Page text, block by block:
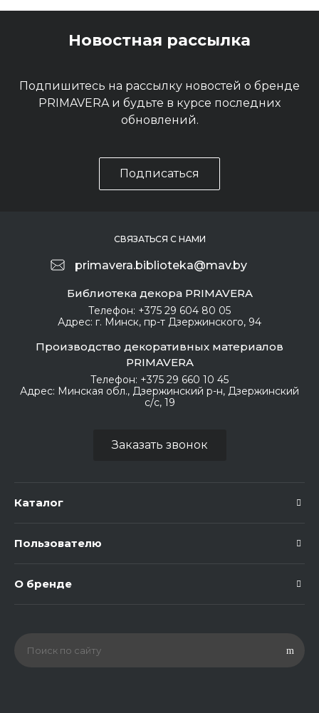
Новостная рассылка
Подпишитесь на рассылку новостей о бренде
PRIMAVERA и будьте в курсе последних
обновлений.
Подписаться
СВЯЗАТЬСЯ С НАМИ
primavera.biblioteka@mav.by
Библиотека декора PRIMAVERA
Телефон: +375 29 604 80 05
Адрес: г. Минск, пр-т Дзержинского, 94
Производство декоративных материалов
PRIMAVERA
Телефон: +375 29 660 10 45
Адрес: Минская обл., Дзержинский р-н, Дзержинский
с/с, 19
Заказать звонок
Каталог
Пользователю
О бренде